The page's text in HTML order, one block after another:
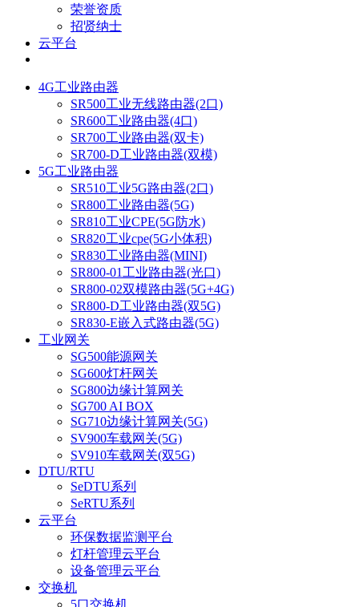
荣誉资质
招贤纳士
云平台
4G工业路由器
SR500工业无线路由器(2口)
SR600工业路由器(4口)
SR700工业路由器(双卡)
SR700-D工业路由器(双模)
5G工业路由器
SR510工业5G路由器(2口)
SR800工业路由器(5G)
SR810工业CPE(5G防水)
SR820工业cpe(5G小体积)
SR830工业路由器(MINI)
SR800-01工业路由器(光口)
SR800-02双模路由器(5G+4G)
SR800-D工业路由器(双5G)
SR830-E嵌入式路由器(5G)
工业网关
SG500能源网关
SG600灯杆网关
SG800边缘计算网关
SG700 AI BOX
SG710边缘计算网关(5G)
SV900车载网关(5G)
SV910车载网关(双5G)
DTU/RTU
SeDTU系列
SeRTU系列
云平台
环保数据监测平台
灯杆管理云平台
设备管理云平台
交换机
5口交换机